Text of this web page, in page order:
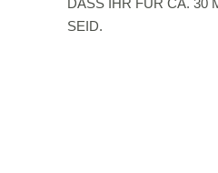
DASS IHR FÜR CA. 30
SEID.